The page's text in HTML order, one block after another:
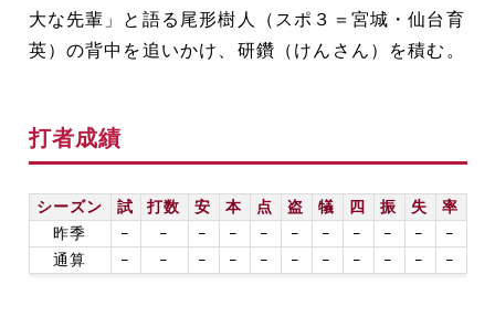
大な先輩」と語る尾形樹人（スポ３＝宮城・仙台育
英）の背中を追いかけ、研鑽（けんさん）を積む。
打者成績
シーズン 試 打数 安 本 点 盗 犠 四 振 失
率
昨季
− − − − − − − − − −
−
通算
− − − − − − − − − − −